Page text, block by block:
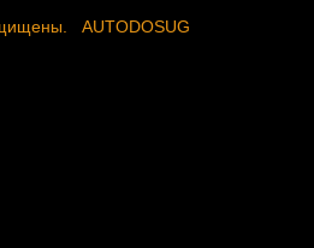
AUTODOSUG